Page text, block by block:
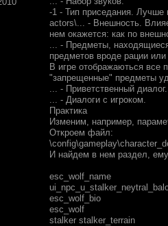
-1 - Тип приседания. Лучше
actors\... - Внешность.
нем окажется: как по
... - Предметы,
предметов вроде рации
В игре отображаються все
"запрещенные" предметы
... - Приветственный
... - Диалоги с игроком.
Практика
Изменим, например,
Откроем файл:
И найдем в нем раздел,
esc_wolf_name
esc_wolf_bio
esc_wolf
stalker stalker_terrain